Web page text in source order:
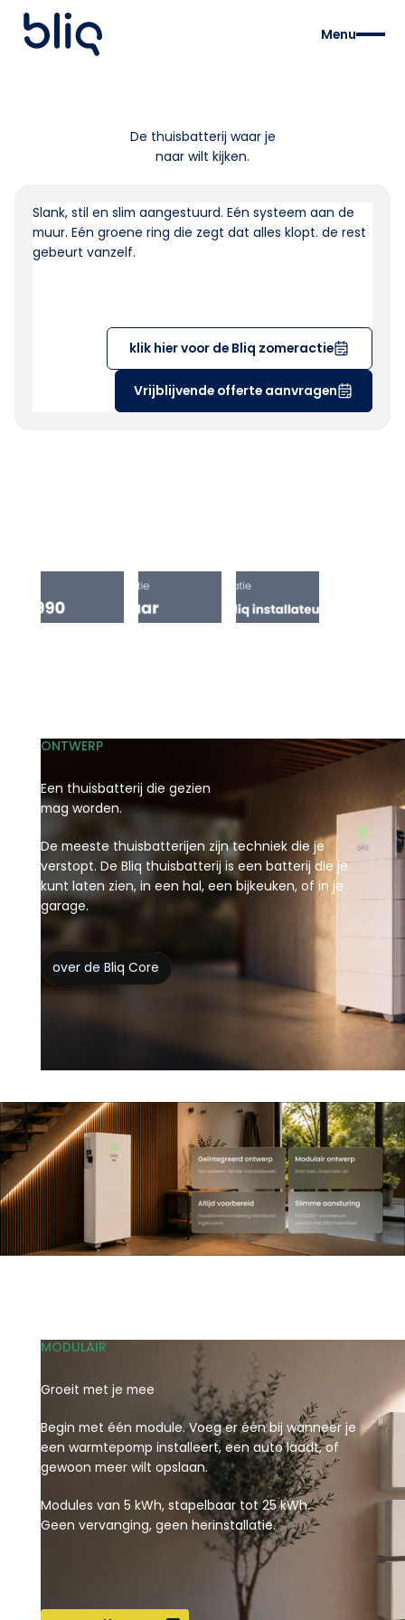
Menu
De thuisbatterij waar je
naar wilt kijken.
Slank, stil en slim aangestuurd. Eén systeem aan de
muur. Eén groene ring die zegt dat alles klopt. de rest
gebeurt vanzelf.
klik hier voor de Bliq zomeractie
Vrijblijvende offerte aanvragen
ONTWERP
Een thuisbatterij die gezien
mag worden.
De meeste thuisbatterijen zijn techniek die je
verstopt. De Bliq thuisbatterij is een batterij die je
kunt laten zien, in een hal, een bijkeuken, of in je
garage.
Lees meer
over de Bliq Core
MODULAIR
Groeit met je mee
Begin met één module. Voeg er één bij wanneer je
een warmtepomp installeert, een auto laadt, of
gewoon meer wilt opslaan.
Modules van 5 kWh, stapelbaar tot 25 kWh.
Geen vervanging, geen herinstallatie.